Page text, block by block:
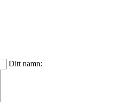
Ditt namn: